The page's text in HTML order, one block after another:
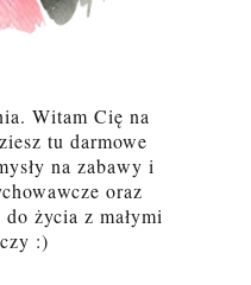
Witam Cię na
tu darmowe
na zabawy i
oraz
życia z małymi
:)